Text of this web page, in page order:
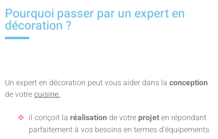
Pourquoi passer par un expert en
décoration ?
Un expert en décoration peut vous aider dans la conception
de votrecuisine.
il conçoit la réalisation de votre projeten répondant
parfaitement à vos besoins en termes d’équipements